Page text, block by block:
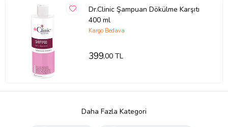
Dr.Clinic Şampuan Dökülme Karşıtı
400 ml
Kargo Bedava
399,00 TL
Daha Fazla Kategori